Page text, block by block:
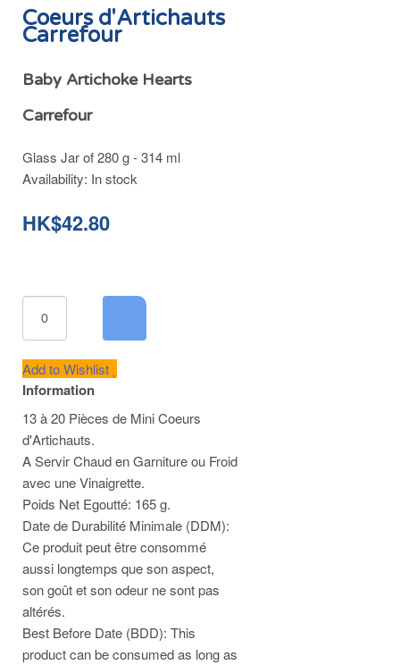
Coeurs d'Artichauts
Carrefour
Baby Artichoke Hearts
Carrefour
Glass Jar of 280 g - 314 ml
Availability: In stock
HK$42.80
Add to Wishlist
Information
13 à 20 Pièces de Mini Coeurs
d'Artichauts.
A Servir Chaud en Garniture ou Froid
avec une Vinaigrette.
Poids Net Egoutté: 165 g.
Date de Durabilité Minimale (DDM):
Ce produit peut être consommé
aussi longtemps que son aspect,
son goût et son odeur ne sont pas
altérés.
Best Before Date (BDD): This
product can be consumed as long as